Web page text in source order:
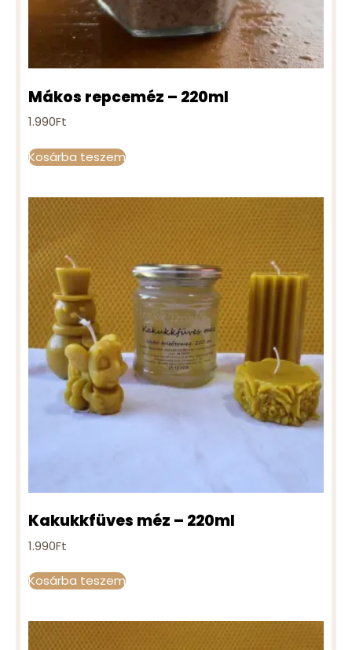
Mákos repceméz – 220ml
1.990Ft
Kosárba teszem
Kakukkfüves méz – 220ml
1.990Ft
Kosárba teszem